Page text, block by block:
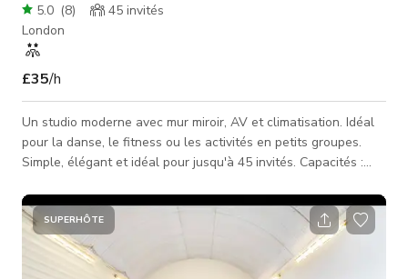
5.0 (8) 45 invités
London
£35/h
Un studio moderne avec mur miroir, AV et climatisation. Idéal
pour la danse, le fitness ou les activités en petits groupes.
Simple, élégant et idéal pour jusqu'à 45 invités. Capacités :
(style cabaret) •25 invités (disposition classe) •14 invités
(disposition salle de réunion) Caractéristiques : •40 m² |
Jusqu'à 45 invités •Système sonore Bluetooth | Éclairage LED
dimmable •Mur miroir | Climatisa
SUPERHÔTE